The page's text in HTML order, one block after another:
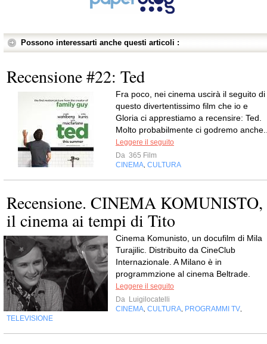
Possono interessarti anche questi articoli :
Recensione #22: Ted
Fra poco, nei cinema uscirà il seguito di
questo divertentissimo film che io e
Gloria ci apprestiamo a recensire: Ted.
Molto probabilmente ci godremo
Leggere il seguito
Da 365 Film
CINEMA CULTURA
Recensione. CINEMA KOMUNISTO,
il cinema ai tempi di Tito
Cinema Komunisto, un docufilm di Mila
Turajilic. Distribuito da CineClub
Internazionale. A Milano è in
programmzione al cinema Beltrade.
Leggere il seguito
Da Luigilocatelli
CINEMA CULTURA PROGRAMMI TV
TELEVISIONE